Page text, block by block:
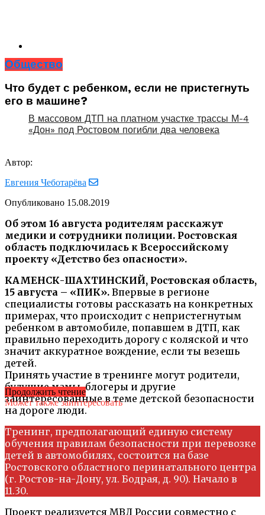
В массовом ДТП на платном участке трассы М-4
«Дон» под Ростовом погибли два человека
Общество
Что будет с ребенком, если не пристегнуть
его в машине?
Автор:
Евгения Чеботарёва
Опубликовано 15.08.2019
Об этом 16 августа родителям расскажут
медики и сотрудники полиции. Ростовская
область подключилась к Всероссийскому
проекту «Детство без опасности».
КАМЕНСК-ШАХТИНСКИЙ, Ростовская область,
15 августа – «ПИК». Впервые в регионе
специалисты готовы рассказать на конкретных
примерах, что происходит с непристегнутым
ребенком в автомобиле, попавшем в ДТП, как
правильно переходить дорогу с коляской и что
значит аккуратное вождение, если ты везешь
детей.
Принять участие в тренинге могут родители,
будущие мамы, блогеры и другие
заинтересованные в теме детской безопасности
на дороге люди.
Тренинг, предполагающий единую систему
обучения правилам безопасности при перевозке
детей в автомобилях, состоится на базе
Ростовского областного перинатального центра
(г. Ростов-на-Дону, ул. Бодрая, д. 90). Начало в
11.30.
Проект реализуется МВД России совместно с
Продолжить чтение
Может также заинтересовать